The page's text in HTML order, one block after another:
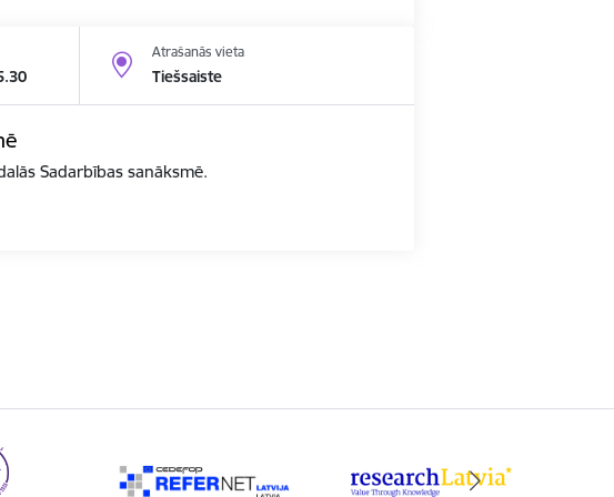
Atrašanās vieta
Tiešsaiste
Sadarbības sanāksmē.